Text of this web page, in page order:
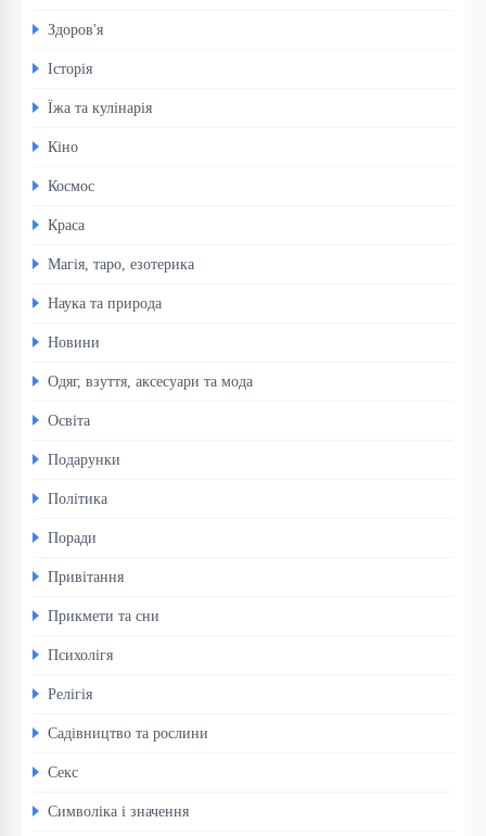
Здоров'я
Історія
Їжа та кулінарія
Кіно
Космос
Краса
Магія, таро, езотерика
Наука та природа
Новини
Одяг, взуття, аксесуари та мода
Освіта
Подарунки
Політика
Поради
Привітання
Прикмети та сни
Психолігя
Релігія
Садівництво та рослини
Секс
Символіка і значення